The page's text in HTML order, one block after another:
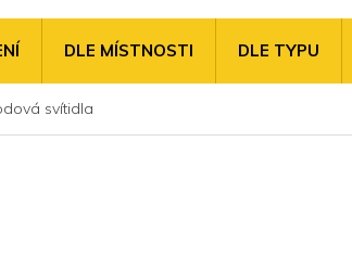
DLE MÍSTNOSTI DLE TYPU
svítidla